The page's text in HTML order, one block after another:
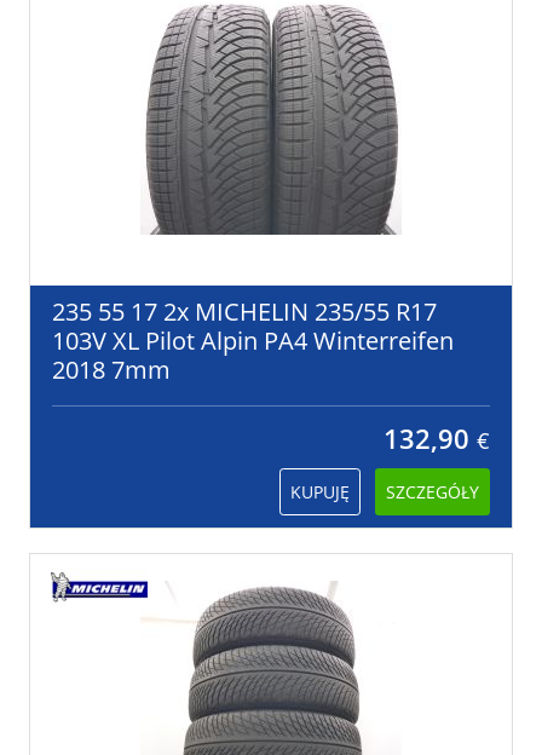
235 55 17 2x MICHELIN 235/55 R17
103V XL Pilot Alpin PA4 Winterreifen
2018 7mm
132,90 €
KUPUJĘ SZCZEGÓŁY